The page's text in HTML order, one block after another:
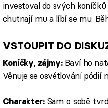
investoval do svých
chutnají mu a líbí se mu.
VSTOUPIT DO
Koníčky, zájmy: Baví ho
Věnuje se osvětlování pódií
Charakter:Sám o sobě